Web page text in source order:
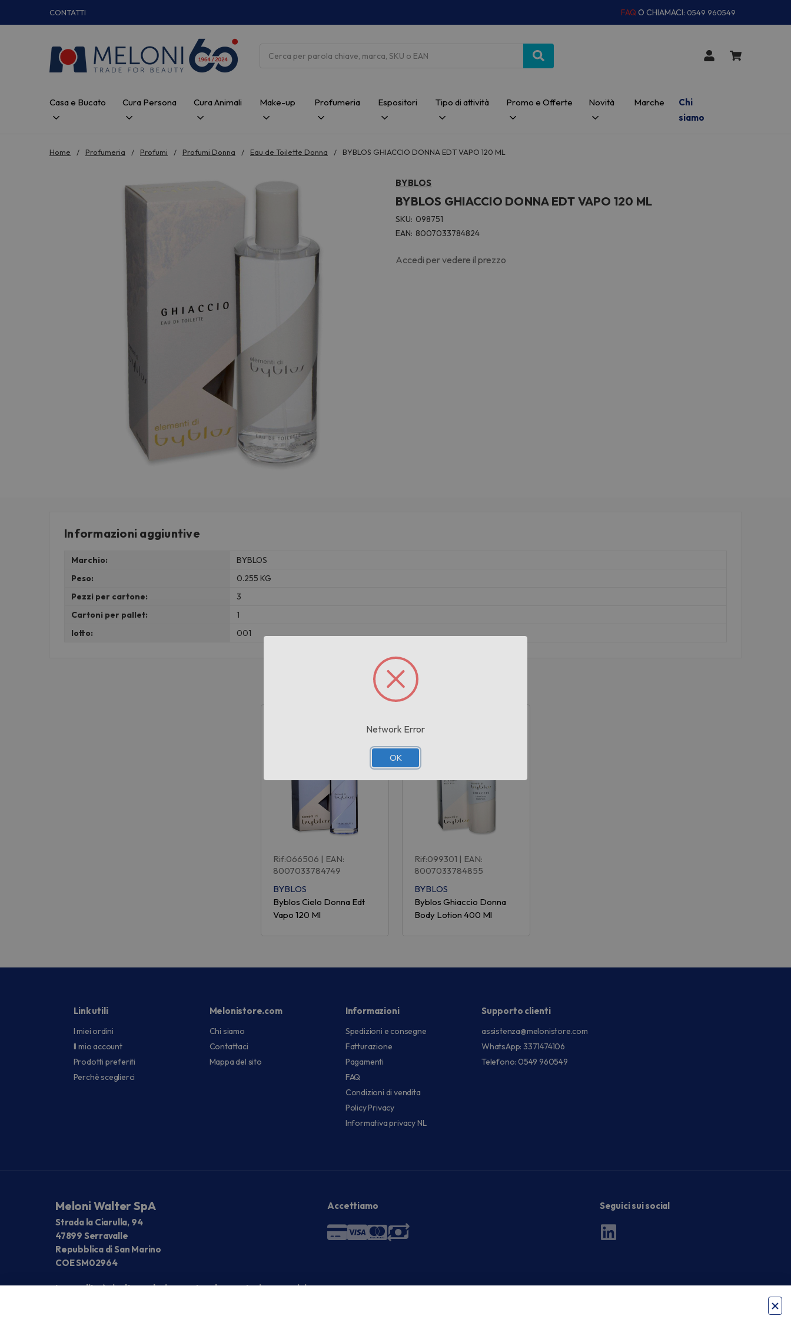
CONTATTI FAQ O CHIAMACI: 0549 960549
Casa e Bucato Cura Persona Cura Animali Make-up Profumeria Espositori Tipo di attività Promo e Offerte Novità Marche
Chi
siamo
Home Profumeria Profumi Profumi Donna Eau de Toilette Donna BYBLOS GHIACCIO DONNA EDT VAPO 120 ML
BYBLOS
BYBLOS GHIACCIO DONNA EDT VAPO 120 ML
SKU: 098751
EAN: 8007033784824
Accedi per vedere il prezzo
Informazioni aggiuntive
Marchio:
BYBLOS
Peso:
0.255 KG
Pezzi per cartone:
3
Cartoni per pallet:
1
lotto:
001
Prodotti correlati
Rif:066506 | EAN:
8007033784749
BYBLOS
Byblos Cielo Donna Edt
Vapo 120 Ml
Rif:099301 | EAN:
8007033784855
BYBLOS
Byblos Ghiaccio Donna
Body Lotion 400 Ml
Link utili
I miei ordini
Il mio account
Prodotti preferiti
Perchè sceglierci
Melonistore.com
Chi siamo
Contattaci
Mappa del sito
Informazioni
Spedizioni e consegne
Fatturazione
Pagamenti
FAQ
Condizioni di vendita
Policy Privacy
Informativa privacy NL
Supporto clienti
assistenza@melonistore.com
WhatsApp: 3371474106
Telefono: 0549 960549
Meloni Walter SpA
Strada la Ciarulla, 94
47899 Serravalle
Repubblica di San Marino
COE SM02964
La vendita è rivolta esclusivamente ad operatori economici
Accettiamo Seguici sui social
Network Error
OK